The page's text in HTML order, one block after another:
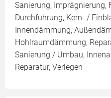
Sanierung, Imprägnierung,
Durchführung, Kern- /
Innendämmung,
Hohlraumdämmung,
Sanierung / Umbau,
Reparatur, Verlegen